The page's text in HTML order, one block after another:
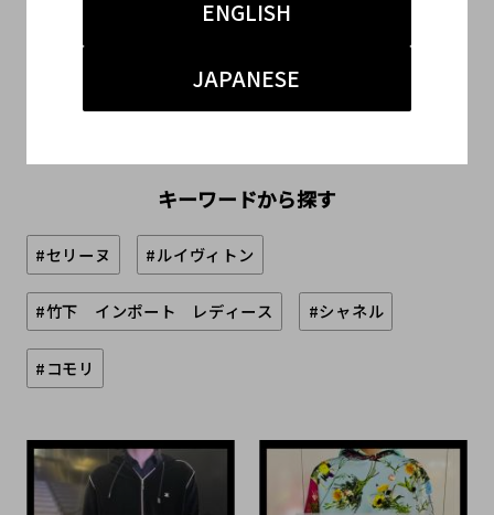
ENGLISH
JAPANESE
キーワードから探す
#セリーヌ #ルイヴィトン
#竹下 インポート レディース #シャネル
#コモリ